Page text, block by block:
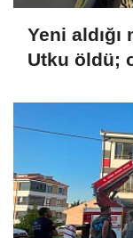
Yeni
Utku öldü;